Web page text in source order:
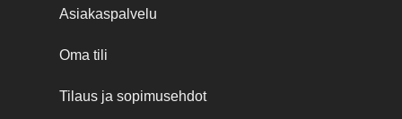
Asiakaspalvelu
Oma tili
Tilaus ja sopimusehdot